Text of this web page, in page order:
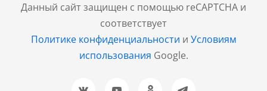
Данный сайт защищен с помощью reCAPTCHA и
соответствует
Политике конфиденциальности и Условиям
использования Google.
+7 (812) 600-77-33
Барнаул
+7 (961) 999-93-93